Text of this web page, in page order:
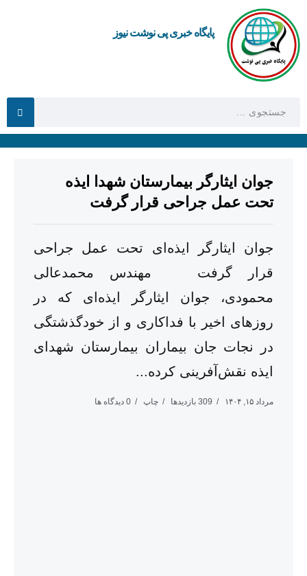
پایگاه خبری پی نوشت نیوز
جوان ایثارگر بیمارستان شهدا ایذه
تحت عمل جراحی قرار گرفت
جوان ایثارگر ایذه‌ای تحت عمل جراحی
قرار گرفت مهندس محمدعالی
محمودی، جوان ایثارگر ایذه‌ای که در
روزهای اخیر با فداکاری و از خودگذشتگی
در نجات جان بیماران بیمارستان شهدای
ایذه نقش‌آفرینی کرده...
مرداد ۱۵, ۱۴۰۴ 309 بازدیدها چاپ 0 دیدگاه ها